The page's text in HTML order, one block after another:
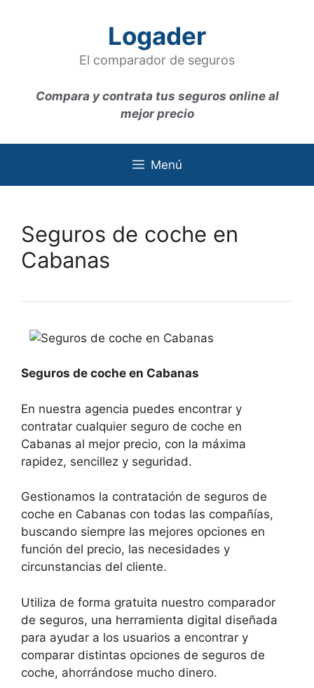
Logader
El comparador de seguros
Compara y contrata tus seguros online al
mejor precio
Menú
Seguros de coche en
Cabanas
Seguros de coche en Cabanas
En nuestra agencia puedes encontrar y
contratar cualquier seguro de coche en
Cabanas al mejor precio, con la máxima
rapidez, sencillez y seguridad.
Gestionamos la contratación de seguros de
coche en Cabanas con todas las compañías,
buscando siempre las mejores opciones en
función del precio, las necesidades y
circunstancias del cliente.
Utiliza de forma gratuita nuestro comparador
de seguros, una herramienta digital diseñada
para ayudar a los usuarios a encontrar y
comparar distintas opciones de seguros de
coche, ahorrándose mucho dinero.